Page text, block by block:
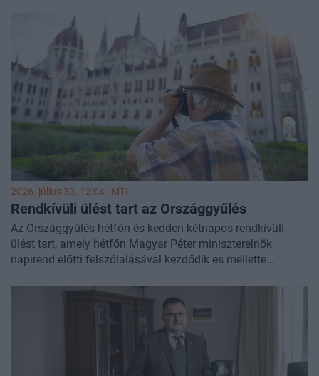
2026. július 30. 12:04 | MTI
Rendkívüli ülést tart az Országgyűlés
Az Országgyűlés hétfőn és kedden kétnapos rendkívüli
ülést tart, amely hétfőn Magyar Péter miniszterelnök
napirend előtti felszólalásával kezdődik és mellette
szószóló is - mondta el Hallerné Nagy Anikó (Tisza) a
házbizottság csütörtöki ülése után az MTI-nek.